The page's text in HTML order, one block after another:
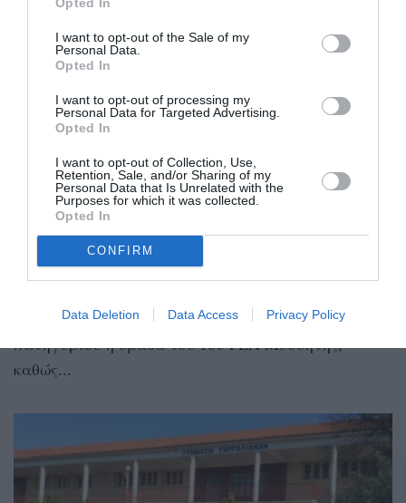
I want to opt-out of the Sale of my
Personal Data.
Opted In
I want to opt-out of processing my
Personal Data for Targeted Advertising.
Opted In
I want to opt-out of Collection, Use,
Retention, Sale, and/or Sharing of my
Personal Data that Is Unrelated with the
Purposes for which it was collected.
Opted In
CONFIRM
Data Deletion Data Access Privacy Policy
Πρωτάθλημα μπάσκετ αγοριών
Λυκείων Μεσσηνίας: Πρώτη θέση για
την ομάδα του 1ου ΓΕΛ Μεσσήνης
μπάσκετ αγοριών Λυκείων Μεσσηνίας,
πανηγύρισε η ομάδα του 1ου ΓΕΛ Μεσσήνης,
καθώς...